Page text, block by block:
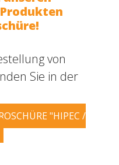
von
Sie in der
"HIPEC /